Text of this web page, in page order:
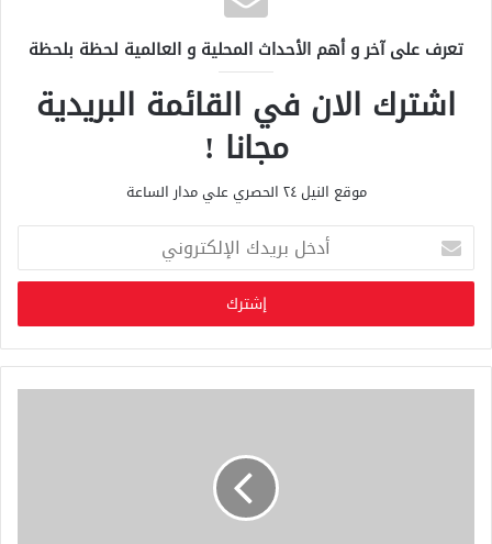
تعرف على آخر و أهم الأحداث المحلية و العالمية لحظة بلحظة
اشترك الان في القائمة البريدية
مجانا !
موقع النيل ٢٤ الحصري علي مدار الساعة
خ
ب
ر
ي
د